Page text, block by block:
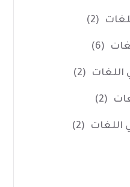
(2)
(6)
اللغات (2)
(2)
اللغات (2)